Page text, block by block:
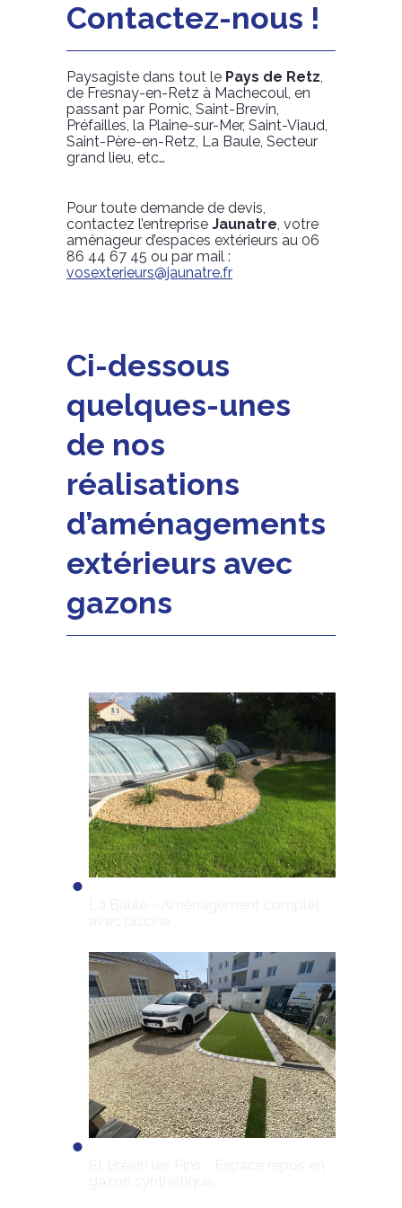
Contactez-nous !
Paysagiste dans tout le Pays de Retz,
de Fresnay-en-Retz à Machecoul, en
passant par Pornic, Saint-Brevin,
Préfailles, la Plaine-sur-Mer, Saint-Viaud,
Saint-Père-en-Retz, La Baule, Secteur
grand lieu, etc…
Pour toute demande de devis,
contactez l’entreprise Jaunatre, votre
aménageur d’espaces extérieurs au 06
86 44 67 45 ou par mail :
vosexterieurs@jaunatre.fr
Ci-dessous
quelques-unes
de nos
réalisations
d’aménagements
extérieurs avec
gazons